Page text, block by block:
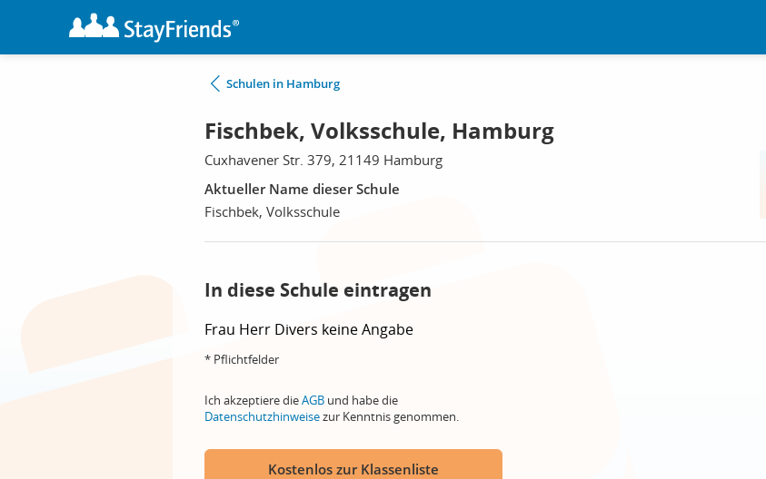
Schulen in Hamburg
Fischbek, Volksschule, Hamburg
Cuxhavener Str. 379, 21149 Hamburg
Aktueller Name dieser Schule
Fischbek, Volksschule
In diese Schule eintragen
Frau Herr Divers keine Angabe
* Pflichtfelder
Ich akzeptiere dieAGB und habe die
Datenschutzhinweisezur Kenntnis genommen.
Kostenlos zur Klassenliste